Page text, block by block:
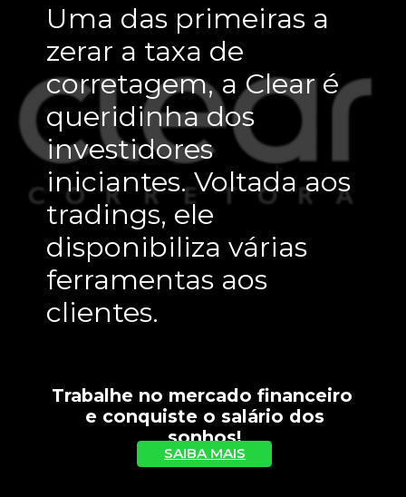
Uma das primeiras a
zerar a taxa de
corretagem, a Clear é
queridinha dos
investidores
iniciantes. Voltada aos
tradings, ele
disponibiliza várias
ferramentas aos
clientes.
Trabalhe no mercado financeiro
e conquiste o salário dos
sonhos!
SAIBA MAIS